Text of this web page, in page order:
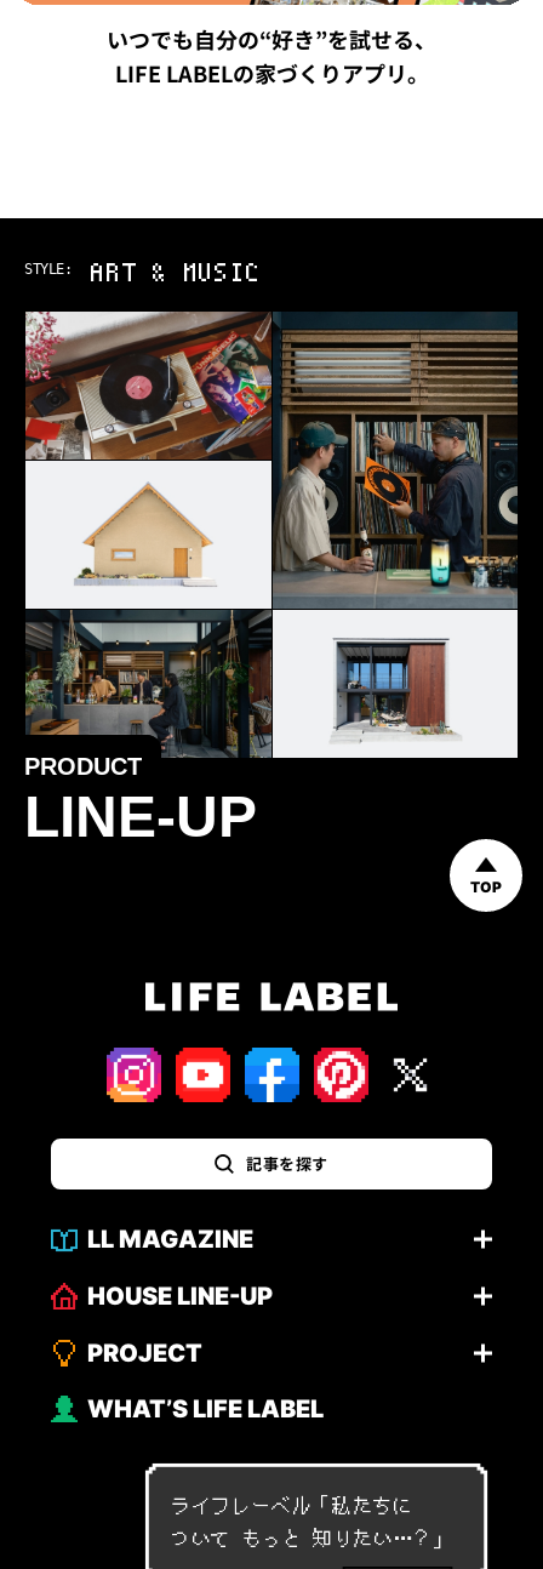
いつでも自分の“好き”を試せる、
LIFE LABELの家づくりアプリ。
STYLE: ART & MUSIC
PRODUCT
LINE-UP
TOP
記事を探す
LL MAGAZINE
HOUSE LINE-UP
PROJECT
WHAT’S LIFE LABEL
ライフレーベル「私 たちに
つ いて も っ と 知 り た い…？ 」